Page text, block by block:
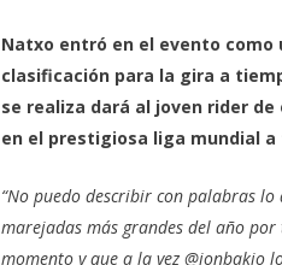
Natxo entró en el evento
clasificación para la gira a
se realiza dará al joven rider
en el prestigiosa liga mundial
“No puedo describir con palabras
marejadas más grandes del año
momento y que a la vez @jonbakio